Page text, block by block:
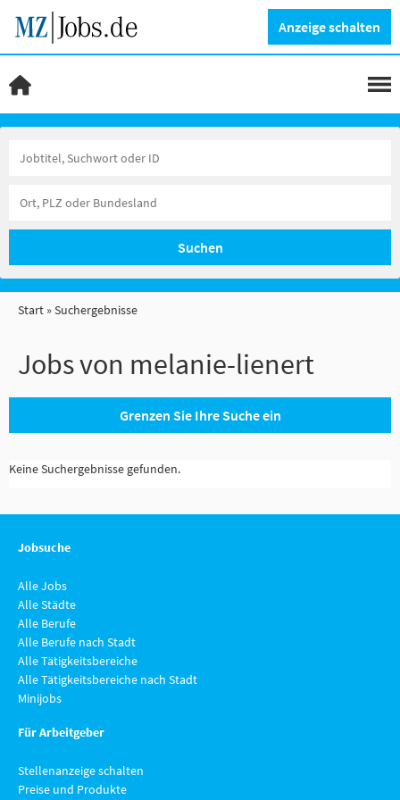
Anzeige schalten
Suchen
Start Suchergebnisse
Jobs von melanie-lienert
Grenzen Sie Ihre Suche ein
Keine Suchergebnisse gefunden.
Jobsuche
Alle Jobs
Alle Städte
Alle Berufe
Alle Berufe nach Stadt
Alle Tätigkeitsbereiche
Alle Tätigkeitsbereiche nach Stadt
Minijobs
Für Arbeitgeber
Stellenanzeige schalten
Preise und Produkte